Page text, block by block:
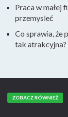
Praca w małej
przemysleć
Co sprawia, że
tak atrakcyjna?
ZOBACZ RÓWNIEŻ